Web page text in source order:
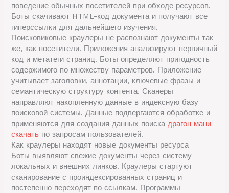
поведение обычных посетителей при обходе ресурсов.
Боты скачивают HTML-код документа и получают все
гиперссылки для дальнейшего изучения.
Поисковиковые краулеры не распознают документы так
же, как посетители. Приложения анализируют первичный
код и метатеги страниц. Боты определяют пригодность
содержимого по множеству параметров. Приложение
учитывает заголовки, аннотации, ключевые фразы и
семантическую структуру контента. Сканеры
направляют накопленную данные в индексную базу
поисковой системы. Данные подвергаются обработке и
применяются для создания данных поискадрагон мани
скачать по запросам пользователей.
Как краулеры находят новые документы ресурса
Боты выявляют свежие документы через систему
локальных и внешних линков. Краулеры стартуют
сканирование с проиндексированных страниц и
постепенно переходят по ссылкам. Программы